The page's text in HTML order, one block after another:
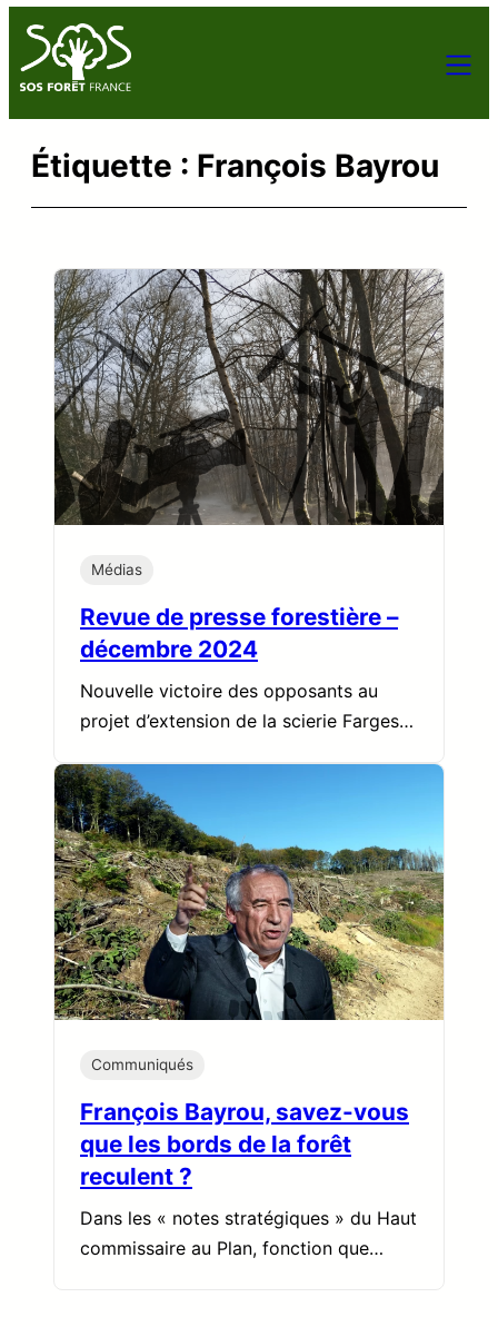
Aller
au
contenu
Étiquette : François Bayrou
Médias
Revue de presse forestière –
décembre 2024
Nouvelle victoire des opposants au
projet d’extension de la scierie Farges…
Communiqués
François Bayrou, savez-vous
que les bords de la forêt
reculent ?
Dans les « notes stratégiques » du Haut
commissaire au Plan, fonction que…